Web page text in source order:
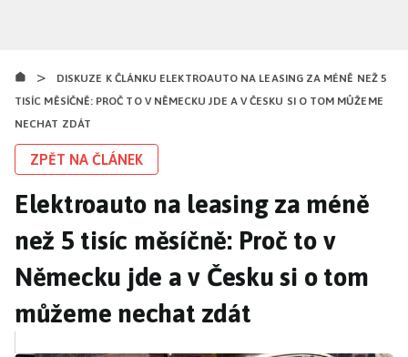
obsahu
>
DISKUZE K ČLÁNKU ELEKTROAUTO NA LEASING ZA MÉNĚ NEŽ 5
TISÍC MĚSÍČNĚ: PROČ TO V NĚMECKU JDE A V ČESKU SI O TOM MŮŽEME
NECHAT ZDÁT
ZPĚT NA ČLÁNEK
Elektroauto na leasing za méně
než 5 tisíc měsíčně: Proč to v
Německu jde a v Česku si o tom
můžeme nechat zdát